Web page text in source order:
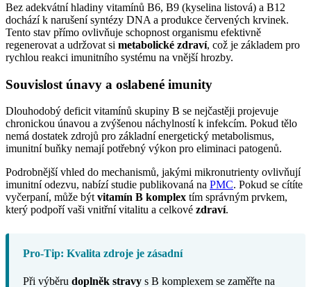
Bez adekvátní hladiny vitamínů B6, B9 (kyselina listová) a B12
dochází k narušení syntézy DNA a produkce červených krvinek.
Tento stav přímo ovlivňuje schopnost organismu efektivně
regenerovat a udržovat si metabolické zdraví, což je základem pro
rychlou reakci imunitního systému na vnější hrozby.
Souvislost únavy a oslabené imunity
Dlouhodobý deficit vitamínů skupiny B se nejčastěji projevuje
chronickou únavou a zvýšenou náchylností k infekcím. Pokud tělo
nemá dostatek zdrojů pro základní energetický metabolismus,
imunitní buňky nemají potřebný výkon pro eliminaci patogenů.
Podrobnější vhled do mechanismů, jakými mikronutrienty ovlivňují
imunitní odezvu, nabízí studie publikovaná na PMC. Pokud se cítíte
vyčerpaní, může být vitamín B komplex tím správným prvkem,
který podpoří vaši vnitřní vitalitu a celkové zdraví.
Pro-Tip: Kvalita zdroje je zásadní
Při výběru doplněk stravy s B komplexem se zaměřte na